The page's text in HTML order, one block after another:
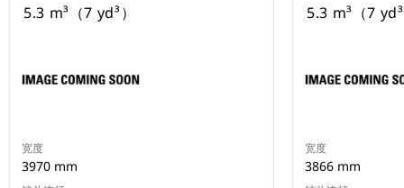
5.3 m³（7 yd³）
宽度
3970 mm
5.3 m³（7
宽度
3866 mm